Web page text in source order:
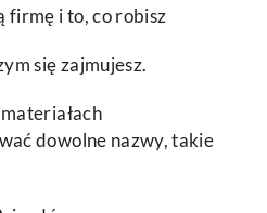
firmę i to, co robisz
się zajmujesz.
dowolne nazwy, takie